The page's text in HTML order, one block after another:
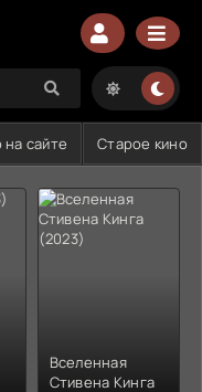
сайте Старое кино
Вселенная
Стивена Кинга